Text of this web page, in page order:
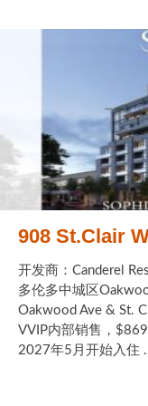
908 St.Clair
开发商：Canderel
多伦多中城区
Oakwood Ave & St.
VVIP内部销售，
2027年5月开始入住